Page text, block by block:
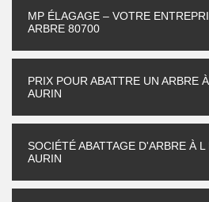
MP ÉLAGAGE – VOTRE
ARBRE 80700
PRIX POUR ABATTRE UN ARBRE
AURIN
SOCIÉTÉ ABATTAGE D'ARBRE À
AURIN